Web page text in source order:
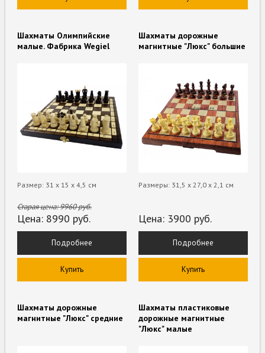
Шахматы Олимпийские
малые. Фабрика Wegiel
Размер: 31 х 15 х 4,5 см
Старая цена:9960руб.
Цена: 8990 руб.
Подробнее
Купить
Шахматы дорожные
магнитные "Люкс" большие
Размеры: 31,5 х 27,0 х 2,1 см
Цена: 3900 руб.
Подробнее
Купить
Шахматы дорожные
магнитные "Люкс" средние
Шахматы пластиковые
дорожные магнитные
"Люкс" малые